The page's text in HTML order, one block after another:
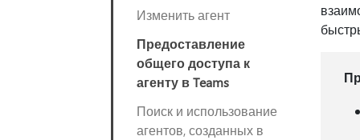
Изменить агент
Предоставление
общего доступа к
агенту в Teams
Поиск и использование
агентов, созданных в